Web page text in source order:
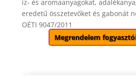
íz- és aromaanyagokat,
eredetű összetevőket és gabonát
OÉTI 9047/2011
Megrendelem